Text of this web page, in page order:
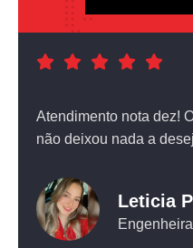
Atendimento nota dez!
não deixou nada a
Leticia